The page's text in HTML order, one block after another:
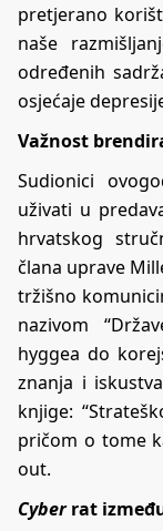
pretjerano
naše
određenih
osjećaje
Važnost
Sudionici
uživati u
hrvatskog
člana uprave
tržišno
nazivom
hyggea do
znanja i
knjige:
pričom o tome
out.
Cyberrat